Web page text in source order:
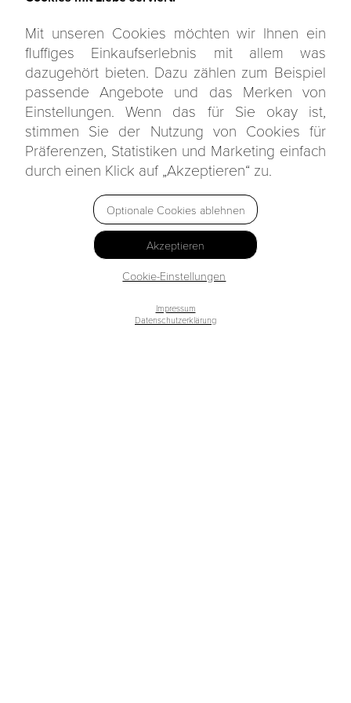
Mit unseren Cookies möchten wir Ihnen ein
fluffiges Einkaufserlebnis mit allem was
dazugehört bieten. Dazu zählen zum Beispiel
passende Angebote und das Merken von
Einstellungen. Wenn das für Sie okay ist,
stimmen Sie der Nutzung von Cookies für
Präferenzen, Statistiken und Marketing einfach
durch einen Klick auf „Akzeptieren“ zu.
Cookie-Einstellungen
Optionale Cookies ablehnen
Akzeptieren
Impressum
Datenschutzerklärung